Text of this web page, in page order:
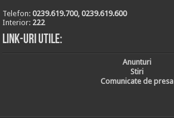
Telefon:0239.619.700, 0239.619.600
Interior: 222
Link-uri utile:
Anunturi
Stiri
Comunicate de presa